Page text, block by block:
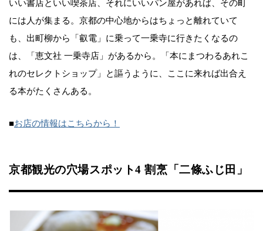
いい書店といい喫茶店、それにいいパン屋があれば、その町
には人が集まる。京都の中心地からはちょっと離れていて
も、出町柳から「叡電」に乗って一乗寺に行きたくなるの
は、「恵文社 一乗寺店」があるから。「本にまつわるあれこ
れのセレクトショップ」と謳うように、ここに来れば出合え
る本がたくさんある。
■お店の情報はこちらから！
京都観光の穴場スポット4 割烹「二條ふじ田」